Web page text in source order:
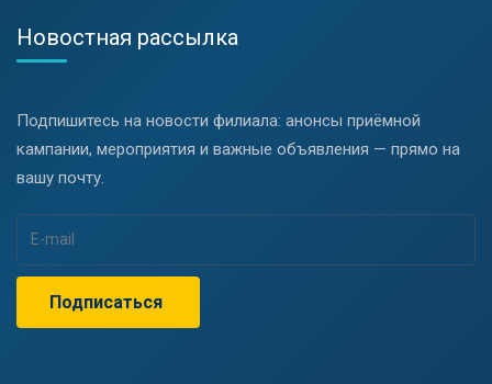
Новостная рассылка
Подпишитесь на новости филиала: анонсы приёмной
кампании, мероприятия и важные объявления — прямо на
вашу почту.